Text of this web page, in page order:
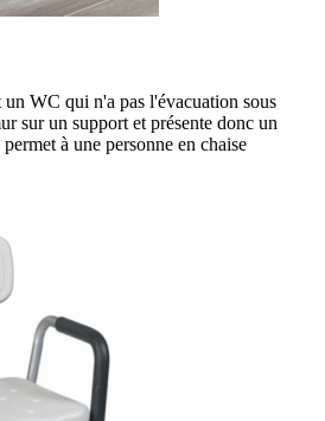
un WC qui n'a pas l'évacuation sous
sur un support et présente donc un
à une personne en chaise